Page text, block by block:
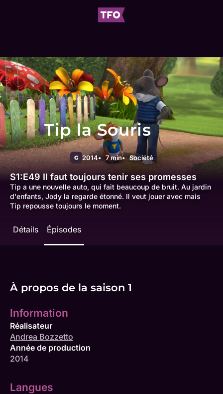
Tip la Souris
G 2014 7 min Société
S1:E49 Il faut toujours tenir ses promesses
Tip a une nouvelle auto, qui fait beaucoup de bruit. Au jardin
d'enfants, Jody la regarde étonné. Il veut jouer avec mais
Tip repousse toujours le moment.
Détails Épisodes
À propos de la saison 1
Information
Réalisateur
Andrea Bozzetto
Année de production
2014
Langues